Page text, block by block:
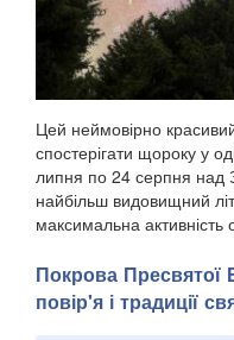
Цей неймовірно
спостерігати щороку у
липня по 24 серпня над
найбільш видовищний
максимальна активність
Покрова Пресвятої
повір'я і традиції